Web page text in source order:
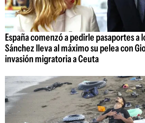
España comenzó a pedirle pasaportes a
Sánchez lleva al máximo su pelea con
invasión migratoria a Ceuta